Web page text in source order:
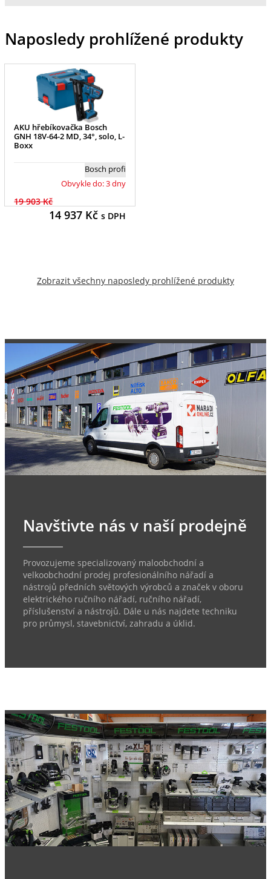
Naposledy prohlížené produkty
AKU hřebíkovačka Bosch
GNH 18V-64-2 MD, 34°, solo, L-
Boxx
Bosch profi
Obvykle do: 3 dny
19 903 Kč
14 937Kč s DPH
Zobrazit všechny naposledy prohlížené produkty
Navštivte nás v naší prodejně
Provozujeme specializovaný maloobchodní a
velkoobchodní prodej profesionálního nářadí a
nástrojů předních světových výrobců a značek v oboru
elektrického ručního nářadí, ručního nářadí,
příslušenství a nástrojů. Dále u nás najdete techniku
pro průmysl, stavebnictví, zahradu a úklid.